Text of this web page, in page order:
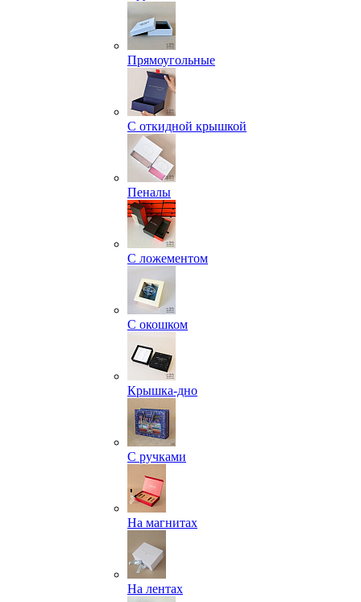
Прямоугольные
С откидной крышкой
Пеналы
С ложементом
С окошком
Крышка-дно
С ручками
На магнитах
На лентах